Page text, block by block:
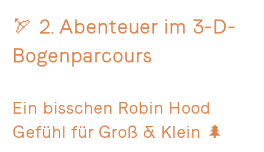
🏹 2. Abenteuer im 3-D-
Bogenparcours
Ein bisschen Robin Hood
Gefühl für Groß & Klein 🌲